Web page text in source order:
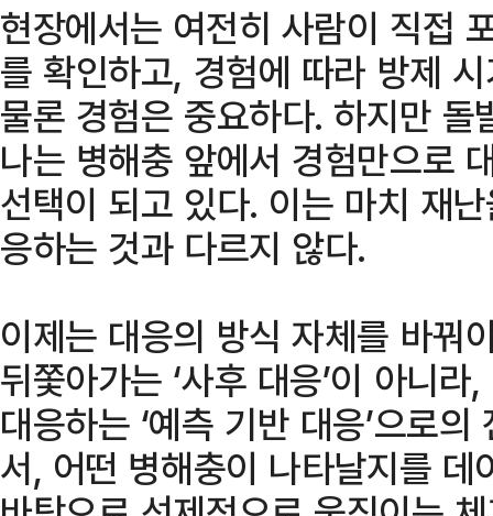
현장에서는 여전히 사람이 직접
를 확인하고, 경험에 따라 방제
물론 경험은 중요하다. 하지만
나는 병해충 앞에서 경험만으로
선택이 되고 있다. 이는 마치 재
응하는 것과 다르지 않다.
이제는 대응의 방식 자체를 바꿔
뒤쫓아가는 ‘사후 대응’이 아니
대응하는 ‘예측 기반 대응’으로
서, 어떤 병해충이 나타날지를